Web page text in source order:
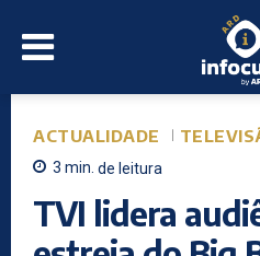
ACTUALIDADE
3 min. de leitura
TVI lidera